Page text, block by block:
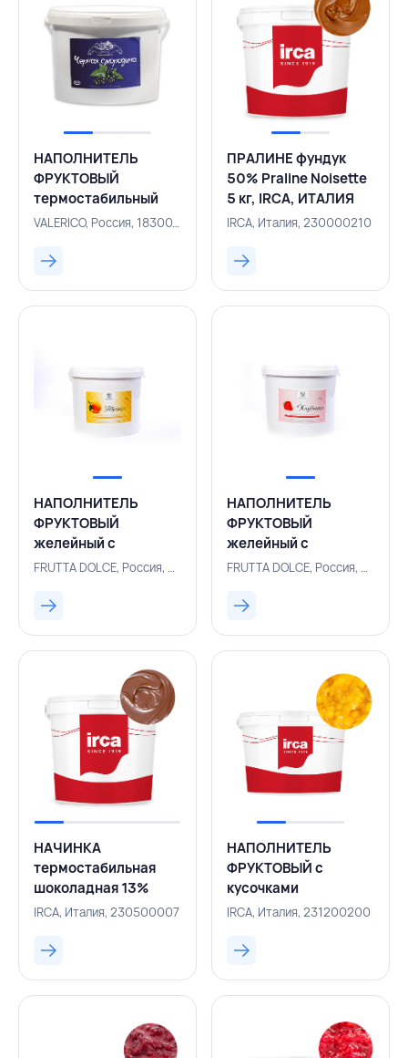
НАПОЛНИТЕЛЬ
ФРУКТОВЫЙ
термостабильный
черная смородина 13
РОССИЯ
VALERICO, Россия, 183001064
ПРАЛИНЕ фундук
50% Praline Noisette
5 кг, IRCA, ИТАЛИЯ
IRCA, Италия, 230000210
НАПОЛНИТЕЛЬ
ФРУКТОВЫЙ
желейный с
кусочками фруктов/
термостабильный
FRUTTA DOLCE, Россия, 230001000
НАПОЛНИТЕЛЬ
ФРУКТОВЫЙ
желейный с
кусочками фруктов/
термостабильный
FRUTTA DOLCE, Россия, 230010035
НАЧИНКА
термостабильная
шоколадная 13%
какао Cukicream
ИТАЛИЯ
IRCA, Италия, 230500007
НАПОЛНИТЕЛЬ
ФРУКТОВЫЙ с
кусочками
термостабильный манго
3,3 кг, IRCA, ИТАЛИЯ
IRCA, Италия, 231200200